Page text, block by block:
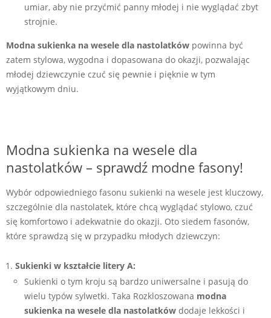
umiar, aby nie przyćmić panny młodej i nie wyglądać zbyt
strojnie.
Modna sukienka na wesele dla nastolatków powinna być
zatem stylowa, wygodna i dopasowana do okazji, pozwalając
młodej dziewczynie czuć się pewnie i pięknie w tym
wyjątkowym dniu.
Modna sukienka na wesele dla
nastolatków – sprawdź modne fasony!
Wybór odpowiedniego fasonu sukienki na wesele jest kluczowy,
szczególnie dla nastolatek, które chcą wyglądać stylowo, czuć
się komfortowo i adekwatnie do okazji. Oto siedem fasonów,
które sprawdzą się w przypadku młodych dziewczyn:
Sukienki w kształcie litery A:
Sukienki o tym kroju są bardzo uniwersalne i pasują do
wielu typów sylwetki. Taka Rozkloszowana modna
sukienka na wesele dla nastolatków dodaje lekkości i